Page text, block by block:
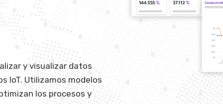
y visualizar datos
IoT. Utilizamos modelos
los procesos y